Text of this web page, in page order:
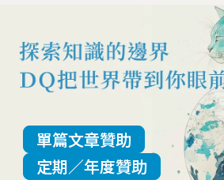
單篇文章贊助
定期／年度贊助